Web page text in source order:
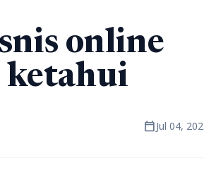
online
ketahui
calendar_todayJul 04,